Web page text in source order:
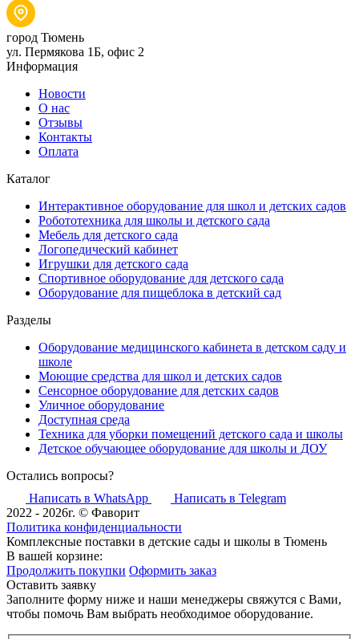
город Тюмень
ул. Пермякова 1Б, офис 2
Информация
Новости
О нас
Отзывы
Контакты
Оплата
Каталог
Интерактивное оборудование для школ и детских садов
Робототехника для школы и детского сада
Мебель для детского сада
Логопедический кабинет
Игрушки для детского сада
Спортивное оборудование для детского сада
Оборудование для пищеблока в детский сад
Разделы
Оборудование медицинского кабинета в детском саду и
школе
Моющие средства для школ и детских садов
Сенсорное оборудование для детских садов
Уличное оборудование
Доступная среда
Техника для уборки помещений детского сада и школы
Детское обучающее оборудование для школы и ДОУ
Остались вопросы?
Написать в WhatsApp
Написать в Telegram
2022 - 2026г. © Фаворит
Политика конфиденциальности
Комплексные поставки в детские сады и школы в Тюмень
В вашей корзине:
Продолжить покупки Оформить заказ
Оставить заявку
Заполните форму ниже и наши менеджеры свяжутся с Вами,
чтобы помочь Вам выбрать необходимое оборудование.